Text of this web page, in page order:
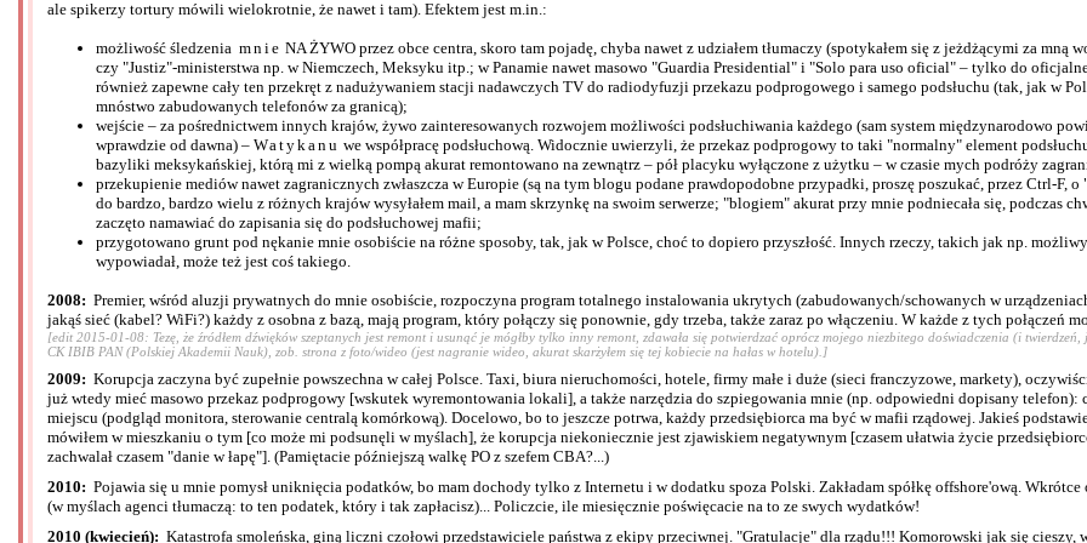
ale spikerzy tortury mówili wielokrotnie, że nawet i tam). Efektem jest m.in.:
możliwość śledzenia mnie NA ŻYWO przez obce centra, skoro tam pojadę, chyba nawet z udziałem tłumaczy (spotykałem się z jeżdżącymi za mną
czy "Justiz"-ministerstwa np. w Niemczech, Meksyku itp.; w Panamie nawet masowo "Guardia Presidential" i "Solo para uso oficial" – tylko do
również zapewne cały ten przekręt z nadużywaniem stacji nadawczych TV do radiodyfuzji przekazu podprogowego i samego podsłuchu (tak, jak w
mnóstwo zabudowanych telefonów za granicą);
wejście – za pośrednictwem innych krajów, żywo zainteresowanych rozwojem możliwości podsłuchiwania każdego (sam system międzynarodowo
wprawdzie od dawna) – Watykanu we współpracę podsłuchową. Widocznie uwierzyli, że przekaz podprogowy to taki "normalny" element
bazyliki meksykańskiej, którą mi z wielką pompą akurat remontowano na zewnątrz – pół placyku wyłączone z użytku – w czasie mych podróży
przekupienie mediów nawet zagranicznych zwłaszcza w Europie (są na tym blogu podane prawdopodobne przypadki, proszę poszukać, przez Ctrl-F, o
do bardzo, bardzo wielu z różnych krajów wysyłałem mail, a mam skrzynkę na swoim serwerze; "blogiem" akurat przy mnie podniecała się, podczas
zaczęto namawiać do zapisania się do podsłuchowej mafii;
przygotowano grunt pod nękanie mnie osobiście na różne sposoby, tak, jak w Polsce, choć to dopiero przyszłość. Innych rzeczy, takich jak np.
wypowiadał, może też jest coś takiego.
2008: Premier, wśród aluzji prywatnych do mnie osobiście, rozpoczyna program totalnego instalowania ukrytych (zabudowanych/schowanych w
jakąś sieć (kabel? WiFi?) każdy z osobna z bazą, mają program, który połączy się ponownie, gdy trzeba, także zaraz po włączeniu. W każde z tych połączeń
[edit 2015-01-08: Tezę, że źródłem dźwięków szeptanych jest remont i usunąć je mógłby tylko inny remont, zdawała się potwierdzać oprócz mojego niezbitego doświadczenia (i
CK IBIB PAN (Polskiej Akademii Nauk), zob. strona z foto/wideo (jest nagranie wideo, akurat skarżyłem się tej kobiecie na hałas w hotelu).]
2009: Korupcja zaczyna być zupełnie powszechna w całej Polsce. Taxi, biura nieruchomości, hotele, firmy małe i duże (sieci franczyzowe, markety),
już wtedy mieć masowo przekaz podprogowy [wskutek wyremontowania lokali], a także narzędzia do szpiegowania mnie (np. odpowiedni dopisany
miejscu (podgląd monitora, sterowanie centralą komórkową). Docelowo, bo to jeszcze potrwa, każdy przedsiębiorca ma być w mafii rządowej. Jakieś
mówiłem w mieszkaniu o tym [co może mi podsunęli w myślach], że korupcja niekoniecznie jest zjawiskiem negatywnym [czasem ułatwia życie
zachwalał czasem "danie w łapę"]. (Pamiętacie późniejszą walkę PO z szefem CBA?...)
2010: Pojawia się u mnie pomysł uniknięcia podatków, bo mam dochody tylko z Internetu i w dodatku spoza Polski. Zakładam spółkę offshore'ową.
(w myślach agenci tłumaczą: to ten podatek, który i tak zapłacisz)... Policzcie, ile miesięcznie poświęcacie na to ze swych wydatków!
2010 (kwiecień): Katastrofa smoleńska, giną liczni czołowi przedstawiciele państwa z ekipy przeciwnej. "Gratulacje" dla rządu!!! Komorowski jak się